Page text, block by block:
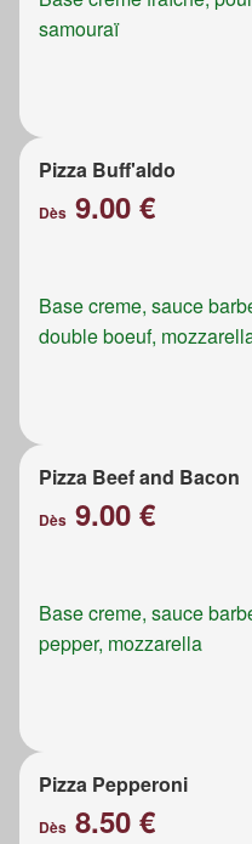
samouraï
Pizza Buff'aldo
Dès 9.00 €
Base creme, sauce
double boeuf,
Pizza Beef and Bacon
Dès 9.00 €
Base creme, sauce
pepper, mozzarella
Pizza Pepperoni
Dès 8.50 €